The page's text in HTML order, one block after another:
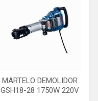
MARTELO DEMOLIDOR
GSH18-28 1750W 220V